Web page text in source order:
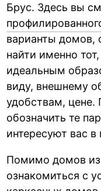
Брус. Здесь вы
варианты домов,
найти именно
идеальным
виду, внешнему
удобствам,
обозначить те
интересуют вас
Помимо домов
ознакомиться с